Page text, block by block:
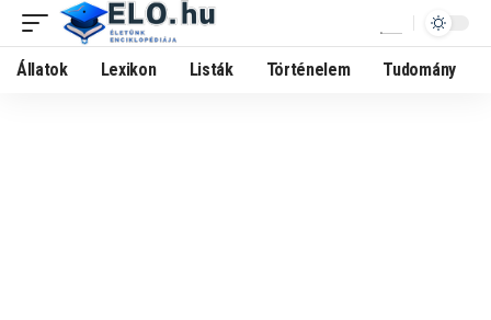
Állatok Lexikon Listák Történelem Tudomány